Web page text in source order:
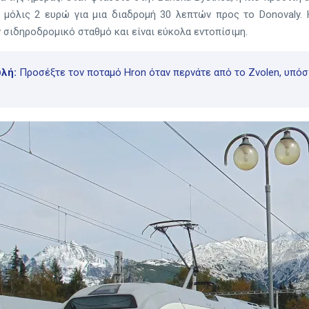
μόλις 2 ευρώ για μια διαδρομή 30 λεπτών προς το
σταθμό και είναι εύκολα εντοπίσιμη.
Προσέξτε τον ποταμό Hron όταν περνάτε από το Zvolen,